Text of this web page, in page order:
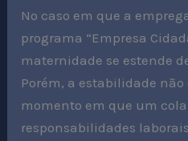
No caso em que a
programa “Empresa
maternidade se estende
Porém, a estabilidade
momento em que um
responsabilidades